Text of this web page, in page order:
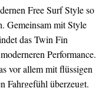
Free Surf Style so
Gemeinsam mit Style
das Twin Fin
Performance.
vor allem mit flüssigen
Fahrgefühl überzeugt.